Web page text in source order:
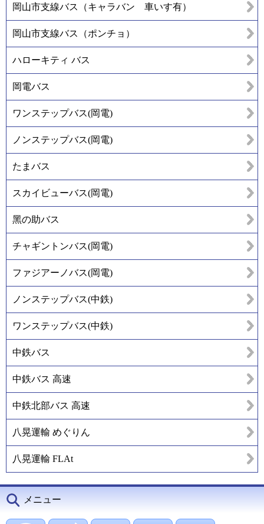
岡山市支線バス（キャラバン 車いす有）
岡山市支線バス（ポンチョ）
ハローキティ バス
岡電バス
ワンステップバス(岡電)
ノンステップバス(岡電)
たまバス
スカイビューバス(岡電)
黑の助バス
チャギントンバス(岡電)
ファジアーノバス(岡電)
ノンステップバス(中鉄)
ワンステップバス(中鉄)
中鉄バス
中鉄バス 高速
中鉄北部バス 高速
八晃運輸 めぐりん
八晃運輸 FLAt
メニュー